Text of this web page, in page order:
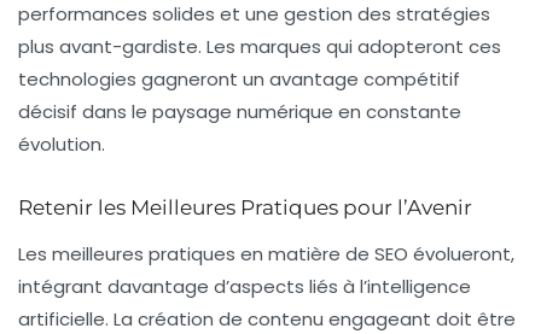
performances solides et une gestion des stratégies
plus avant-gardiste. Les marques qui adopteront ces
technologies gagneront un avantage compétitif
décisif dans le paysage numérique en constante
évolution.
Retenir les Meilleures Pratiques pour l’Avenir
Les meilleures pratiques en matière de SEO évolueront,
intégrant davantage d’aspects liés à l’intelligence
artificielle. La création de contenu engageant doit être